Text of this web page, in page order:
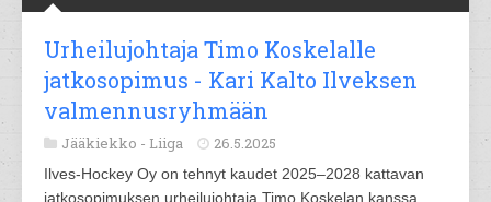
Urheilujohtaja Timo Koskelalle
jatkosopimus - Kari Kalto Ilveksen
valmennusryhmään
Jääkiekko - Liiga 26.5.2025
Ilves-Hockey Oy on tehnyt kaudet 2025–2028 kattavan
jatkosopimuksen urheilujohtaja Timo Koskelan kanssa.